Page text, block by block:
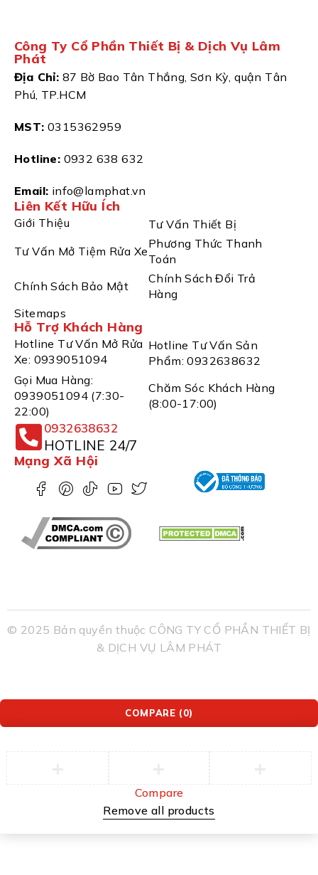
Công Ty Cổ Phần Thiết Bị & Dịch Vụ Lâm
Phát
Địa Chỉ: 87 Bờ Bao Tân Thắng, Sơn Kỳ, quận Tân
Phú, TP.HCM
MST: 0315362959
Hotline: 0932 638 632
Email: info@lamphat.vn
Liên Kết Hữu Ích
Giới Thiệu
Tư Vấn Thiết Bị
Tư Vấn Mở Tiệm Rửa Xe
Phương Thức Thanh
Toán
Chính Sách Bảo Mật
Chính Sách Đổi Trả
Hàng
Sitemaps
Hỗ Trợ Khách Hàng
Hotline Tư Vấn Mở Rửa
Xe: 0939051094
Hotline Tư Vấn Sản
Phẩm: 0932638632
Gọi Mua Hàng:
0939051094 (7:30-
22:00)
Chăm Sóc Khách Hàng
(8:00-17:00)
0932638632
HOTLINE 24/7
Mạng Xã Hội
© 2025 Bản quyền thuộc CÔNG TY CỔ PHẦN THIẾT BỊ
& DỊCH VỤ LÂM PHÁT
COMPARE (0)
Compare
Remove all products